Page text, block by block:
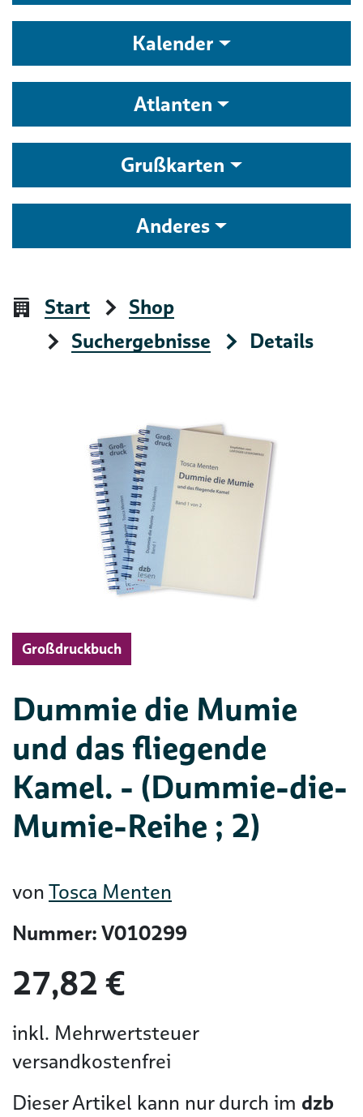
Kalender
Atlanten
Grußkarten
Anderes
Start
Shop
Suchergebnisse
Details
Großdruckbuch
Dummie die Mumie
und das fliegende
Kamel. - (Dummie-die-
Mumie-Reihe ; 2)
vonTosca Menten
Nummer: V010299
27,82 €
inkl. Mehrwertsteuer
versandkostenfrei
Dieser Artikel kann nur durch im dzb